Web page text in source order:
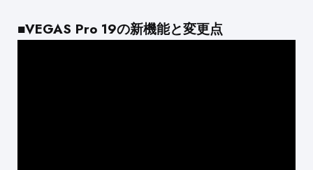
■VEGAS Pro 19の新機能と変更点